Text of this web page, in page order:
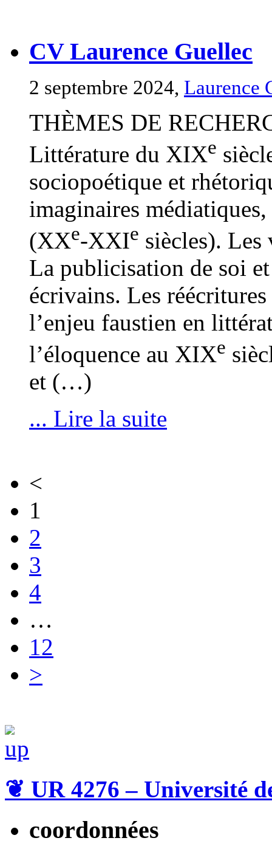
CV Laurence Guellec
2 septembre 2024, Laurence
THÈMES DE
Littérature du XIXe
sociopoétique et
imaginaires
(XXe-XXIe siècles).
La publicisation de soi
écrivains. Les
l’enjeu faustien en
l’éloquence au XIXe
et (…)
... Lire la suite
<
1
2
3
4
…
12
>
❦ UR 4276 – Université
coordonnées